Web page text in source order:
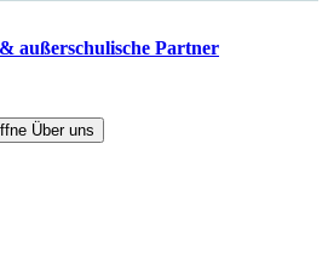
außerschulische Partner
Über uns